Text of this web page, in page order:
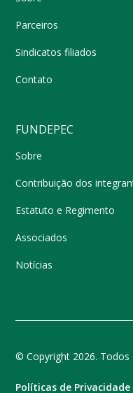
Parceiros
Sindicatos filiados
Contato
FUNDEPEC
Sobre
Contribuição dos
Estatuto e Regimento
Associados
Notícias
© Copyright 2026. Todos
Políticas de